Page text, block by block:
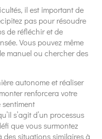
il est important de
pas pour résoudre
de réfléchir et de
Vous pouvez même
manuel ou chercher des
autonome et réaliser
renforcera votre
s’agit d’un processus
que vous surmontez
situations similaires à